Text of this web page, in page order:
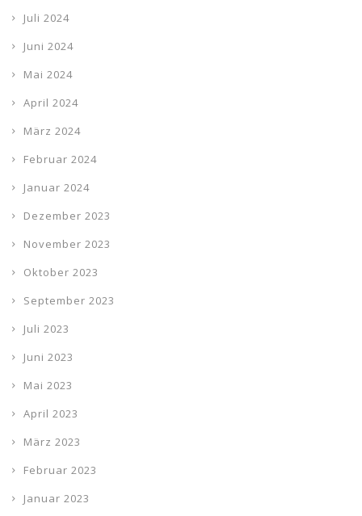
Juli 2024
Juni 2024
Mai 2024
April 2024
März 2024
Februar 2024
Januar 2024
Dezember 2023
November 2023
Oktober 2023
September 2023
Juli 2023
Juni 2023
Mai 2023
April 2023
März 2023
Februar 2023
Januar 2023